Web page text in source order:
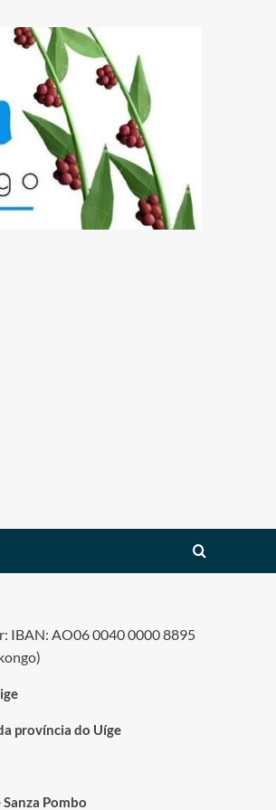
IBAN: AO06 0040 0000 8895
província do Uíge
Pombo